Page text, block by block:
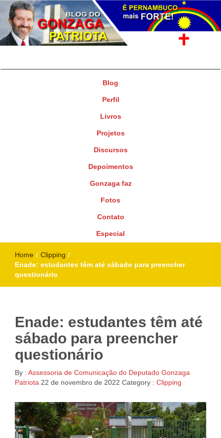
Blog
Perfil
Livros
Projetos
Discursos
Depoimentos
Gonzaga faz
Fotos
Contato
Especial
Home / Clipping /
Enade: estudantes têm até sábado para preencher
questionário
Enade: estudantes têm até
sábado para preencher
questionário
By : Assessoria de Comunicação do Deputado Gonzaga
Patriota 22 de novembro de 2022 Category : Clipping